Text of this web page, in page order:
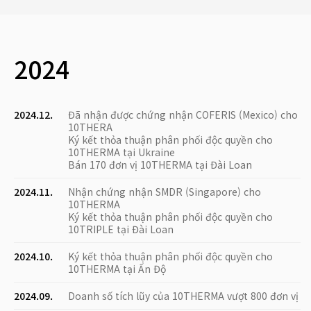
2024
2024.12.
Đã nhận được chứng nhận COFERIS (Mexico) cho
10THERA
Ký kết thỏa thuận phân phối độc quyền cho
10THERMA tại Ukraine
Bán 170 đơn vị 10THERMA tại Đài Loan
2024.11.
Nhận chứng nhận SMDR (Singapore) cho
10THERMA
Ký kết thỏa thuận phân phối độc quyền cho
10TRIPLE tại Đài Loan
2024.10.
Ký kết thỏa thuận phân phối độc quyền cho
10THERMA tại Ấn Độ
2024.09.
Doanh số tích lũy của 10THERMA vượt 800 đơn vị